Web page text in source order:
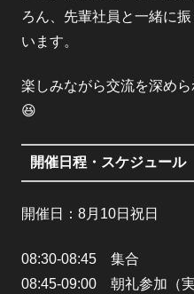
ろん、先輩社員と一緒に
います。
楽しみながら交流を深め
😆
開催日程・スケジュール
開催日：8月10日祝日
08:30-08:45 集合
08:45-09:00 朝礼参加（実